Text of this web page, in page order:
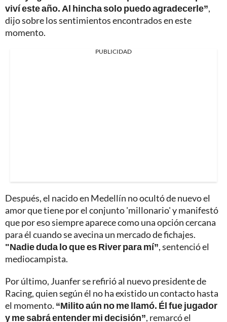
viví este año. Al hincha solo puedo agradecerle”,
dijo sobre los sentimientos encontrados en este
momento.
PUBLICIDAD
Después, el nacido en Medellín no ocultó de nuevo el
amor que tiene por el conjunto 'millonario' y manifestó
que por eso siempre aparece como una opción cercana
para él cuando se avecina un mercado de fichajes.
"Nadie duda lo que es River para mí”, sentenció el
mediocampista.
Por último, Juanfer se refirió al nuevo presidente de
Racing, quien según él no ha existido un contacto hasta
el momento. “Milito aún no me llamó. Él fue jugador
y me sabrá entender mi decisión”, remarcó el